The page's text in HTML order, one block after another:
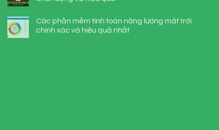
Các phần mềm tính toán năng lượng mặt trời
chính xác và hiệu quả nhất